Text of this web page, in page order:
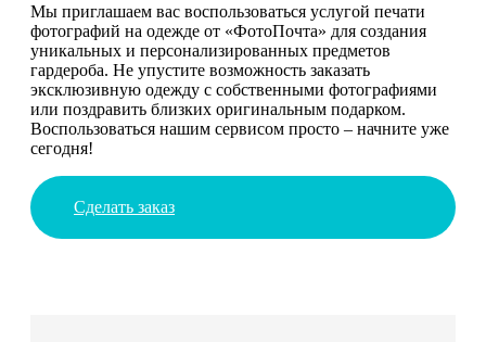
Мы приглашаем вас воспользоваться услугой печати
фотографий на одежде от «ФотоПочта» для создания
уникальных и персонализированных предметов
гардероба. Не упустите возможность заказать
эксклюзивную одежду с собственными фотографиями
или поздравить близких оригинальным подарком.
Воспользоваться нашим сервисом просто – начните уже
сегодня!
Сделать заказ